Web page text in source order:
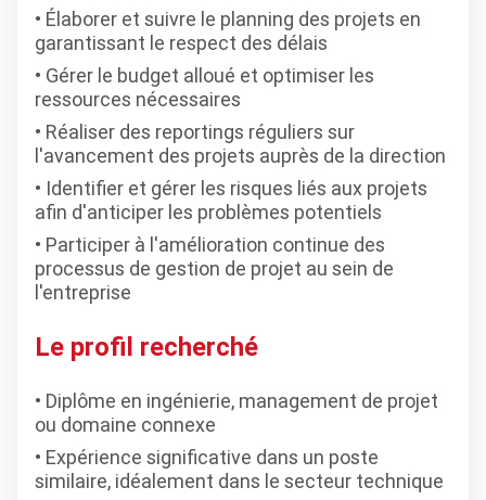
Élaborer et suivre le planning des projets en
garantissant le respect des délais
Gérer le budget alloué et optimiser les
ressources nécessaires
Réaliser des reportings réguliers sur
l'avancement des projets auprès de la direction
Identifier et gérer les risques liés aux projets
afin d'anticiper les problèmes potentiels
Participer à l'amélioration continue des
processus de gestion de projet au sein de
l'entreprise
Le profil recherché
Diplôme en ingénierie, management de projet
ou domaine connexe
Expérience significative dans un poste
similaire, idéalement dans le secteur technique